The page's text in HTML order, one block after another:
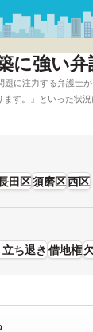
に強い
に注力する弁護士
す。」といった状
ていたりします。
った様々なニーズ
「・建築関係の顧問
時間などの条件を考
田区須磨区西区
ち退き 借地権